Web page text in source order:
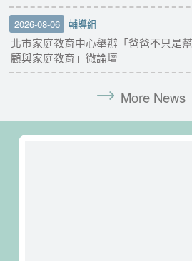
2026-08-06 輔導組
北市家庭教育中心舉辦「爸爸不只是
顧與家庭教育」微論壇
More News